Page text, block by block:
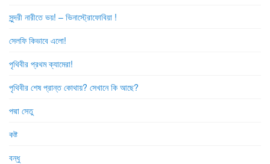
সুন্দরী নারীতে ভয়! – ভিনাস্ট্রোফোবিয়া !
সেলফি কিভাবে এলো!
পৃথিবীর প্রথম ক্যামেরা!
পৃথিবীর শেষ প্রান্ত কোথায়? সেখানে কি আছে?
পদ্মা সেতু
কষ্ট
বন্ধু